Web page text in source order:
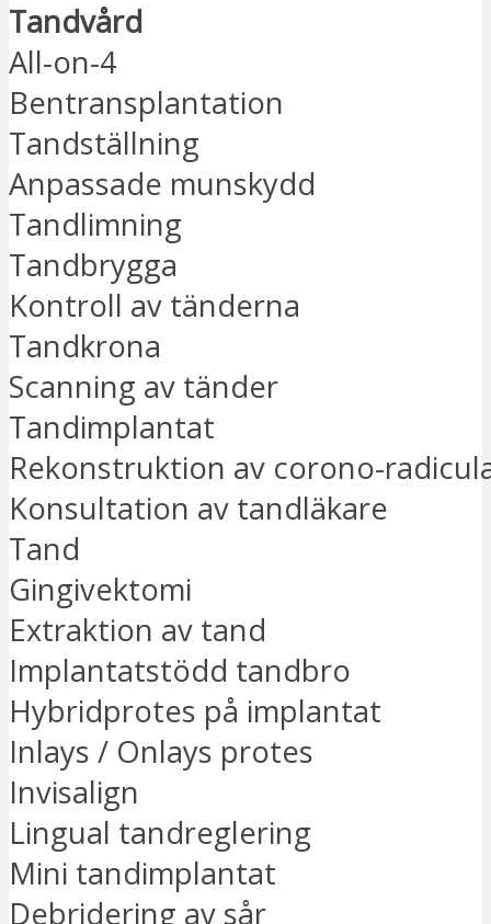
Tandvård
All-on-4
Bentransplantation
Tandställning
Anpassade munskydd
Tandlimning
Tandbrygga
Kontroll av tänderna
Tandkrona
Scanning av tänder
Tandimplantat
Rekonstruktion av corono-
Konsultation av tandläkare
Tand
Gingivektomi
Extraktion av tand
Implantatstödd tandbro
Hybridprotes på implantat
Inlays / Onlays protes
Invisalign
Lingual tandreglering
Mini tandimplantat
Debridering av sår